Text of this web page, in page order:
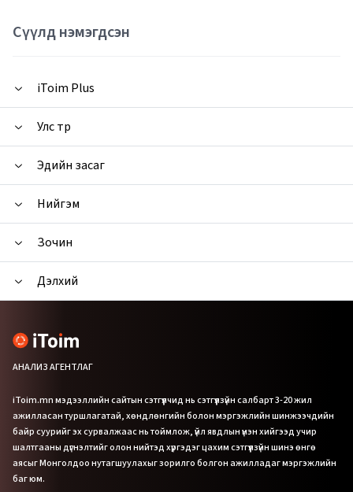
Сүүлд нэмэгдсэн
iToim Plus
Улс төр
Эдийн засаг
Нийгэм
Зочин
Дэлхий
АНАЛИЗ АГЕНТЛАГ
iToim.mn мэдээллийн сайтын сэтгүүлчид нь сэтгүүлзүйн салбарт 3-20 жил
ажилласан туршлагатай, хөндлөнгийн болон мэргэжлийн шинжээчдийн
байр суурийг эх сурвалжаас нь тоймлож, үйл явдлын үнэн хийгээд учир
шалтгааны дүгнэлтийг олон нийтэд хүргэдэг цахим сэтгүүлзүйн шинэ өнгө
аясыг Монголдоо нутагшуулахыг зорилго болгон ажилладаг мэргэжлийн
баг юм.